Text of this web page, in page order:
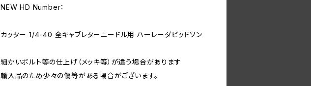
NEW HD Number：
カッター 1/4-40 全キャブレターニードル用 ハーレーダビッドソン
細かいボルト等の仕上げ（メッキ等）が違う場合があります
輸入品のため少々の傷等がある場合がございます。